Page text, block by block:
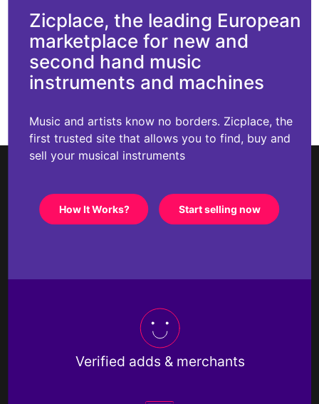
Zicplace, the leading European
marketplace for new and
second hand music
instruments and machines
Music and artists know no borders. Zicplace, the
first trusted site that allows you to find, buy and
sell your musical instruments
How It Works? Start selling now
Verified adds & merchants